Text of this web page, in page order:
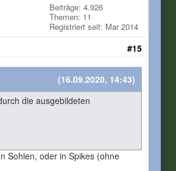
Beiträge: 4.926
Themen: 11
Registriert seit: Mar 2014
#15
(16.09.2020, 14:43)
die ausgebildeten
Sohlen, oder in Spikes (ohne